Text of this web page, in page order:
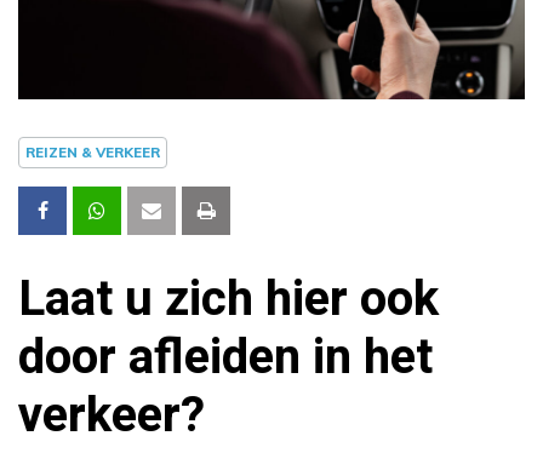
REIZEN & VERKEER
Laat u zich hier ook
door afleiden in het
verkeer?